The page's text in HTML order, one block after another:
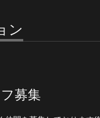
ン
募集